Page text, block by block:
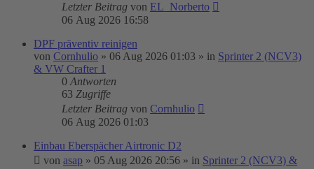
Letzter Beitrag von EL_Norberto
06 Aug 2026 16:58
DPF präventiv reinigen
von Cornhulio » 06 Aug 2026 01:03 » in Sprinter 2 (NCV3)
& VW Crafter 1
0 Antworten
63 Zugriffe
Letzter Beitrag von Cornhulio
06 Aug 2026 01:03
Einbau Eberspächer Airtronic D2
von asap » 05 Aug 2026 20:56 » in Sprinter 2 (NCV3) &